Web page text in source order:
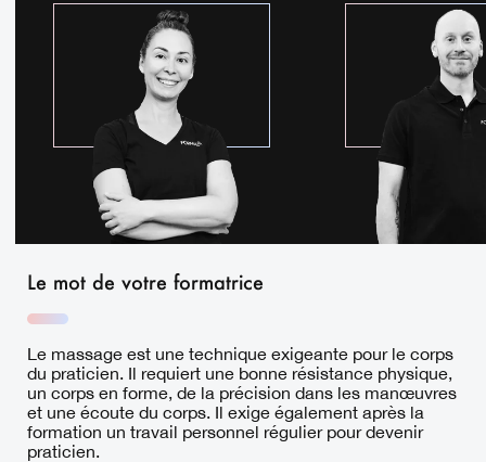
Le mot de votre formatrice
Le massage est une technique exigeante pour le corps
du praticien. Il requiert une bonne résistance physique,
un corps en forme, de la précision dans les manœuvres
et une écoute du corps. Il exige également après la
formation un travail personnel régulier pour devenir
praticien.